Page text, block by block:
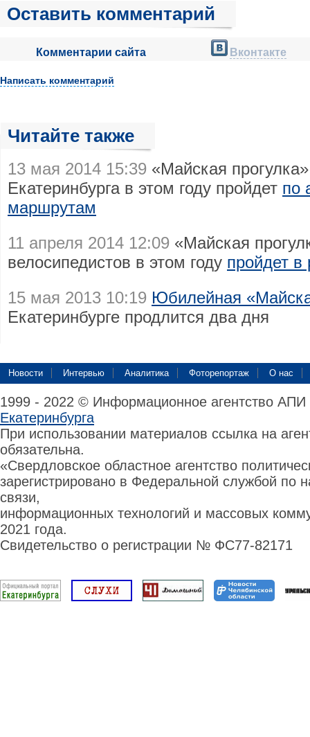
Оставить комментарий
Комментарии сайта Вконтакте
Написать комментарий
Читайте также
13 мая 2014 15:39 «Майская
Екатеринбурга в этом году пройдет по
маршрутам
11 апреля 2014 12:09 «Майская
велосипедистов в этом году пройдет в
15 мая 2013 10:19 Юбилейная
Екатеринбурге продлится два дня
Новости Интервью Аналитика Фоторепортаж О нас
1999 - 2022 © Информационное агентство
Екатеринбурга
При использовании материалов ссылка на
обязательна.
«Свердловское областное агентство
зарегистрировано в Федеральной службой по
связи,
информационных технологий и массовых
2021 года.
Свидетельство о регистрации № ФС77-82171